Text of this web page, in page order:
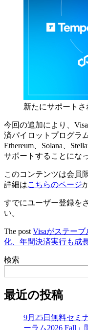
新たにサポートさ
今回の追加により、
済パイロットプログラ
Ethereum、Solana、
サポートすることになっ
このコンテンツは会員
詳細はこちらのページ
すでにユーザー登録を
い。
The post Visaがステー
化、年間決済実行も成
検索
最近の投稿
9月25日無料セミ
ーラム2026 Fall